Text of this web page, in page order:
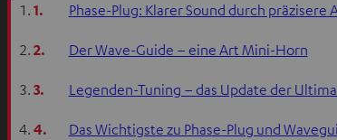
1. Phase-Plug: Klarer Sound durch präzisere
2. Der Wave-Guide – eine Art Mini-Horn
3. Legenden-Tuning – das Update der
4. Das Wichtigste zu Phase-Plug und